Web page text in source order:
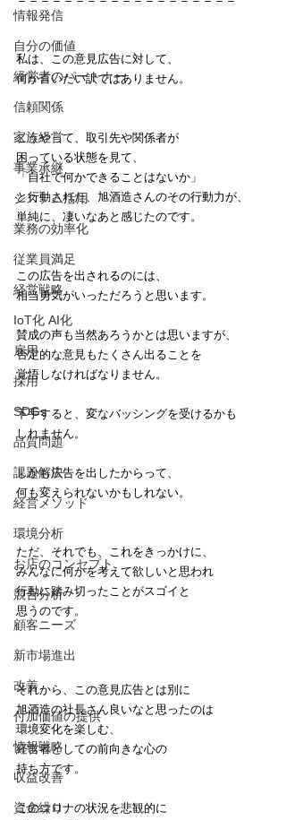
情報発信
自分の価値
経営者のパートナー
信頼関係
家族経営
事業承継
システム活用
業務の効率化
従業員満足
経営戦略
IoT化 AI化
雇用
採用
SDGs
品質問題
課題解決
経営メソッド
環境分析
お店のコンセプト
競合分析
顧客ニーズ
新市場進出
改善
付加価値の提供
情報戦略
収益改善
資金繰り
私は、この意見広告に対して、
何か言いたい訳ではありません。
こうやって、取引先や関係者が
困っている状態を見て、
「自社で何かできることはないか」
と行動された、旭酒造さんのその行動力が、
単純に、凄いなあと感じたのです。
この広告を出されるのには、
相当勇気がいっただろうと思います。
賛成の声も当然あろうかとは思いますが、
否定的な意見もたくさん出ることを
覚悟しなければなりません。
下手すると、変なバッシングを受けるかも
しれません。
しかも広告を出したからって、
何も変えられないかもしれない。
ただ、それでも、これをきっかけに、
みんなに何かを考えて欲しいと思われ
行動に踏み切ったことがスゴイと
思うのです。
それから、この意見広告とは別に
旭酒造の社長さん良いなと思ったのは
環境変化を楽しむ、
経営者としての前向きな心の
持ち方です。
このコロナの状況を悲観的に